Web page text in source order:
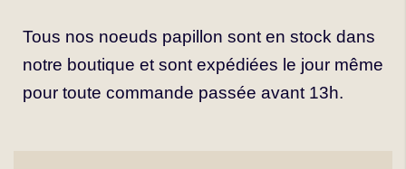
Tous nos noeuds papillon sont en stock dans
notre boutique et sont expédiées le jour même
pour toute commande passée avant 13h.